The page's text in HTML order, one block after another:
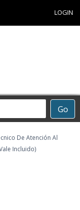
LOGIN
Go
De Atención Al
Incluido)